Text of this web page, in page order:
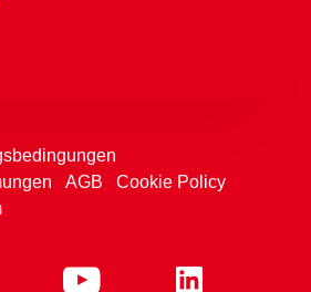
AGB
Cookie Policy